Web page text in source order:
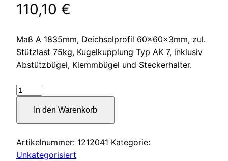
110,10 €
Maß A 1835mm, Deichselprofil 60x60x3mm, zul.
Stützlast 75kg, Kugelkupplung Typ AK 7, inklusiv
Abstützbügel, Klemmbügel und Steckerhalter.
Zugdeichsel
A1
vierkant
In den Warenkorb
Artikelnummer: 1212041 Kategorie:
Unkategorisiert